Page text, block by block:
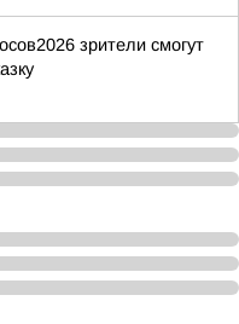
зрители смогут